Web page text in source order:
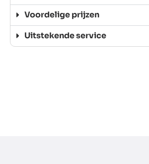
Voordelige prijzen
Uitstekende service